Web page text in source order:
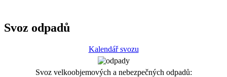
Svoz odpadů
Kalendář svozu
Svoz velkoobjemových a nebezpečných odpadů: